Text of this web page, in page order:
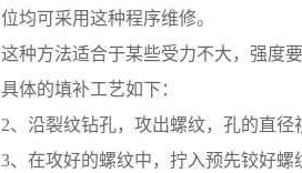
位均可采用这种程序维修。
这种方法适合于某些受力不大，强度
具体的填补工艺如下：
2、沿裂纹钻孔，攻出螺纹，孔的直径
3、在攻好的螺纹中，拧入预先铰好螺